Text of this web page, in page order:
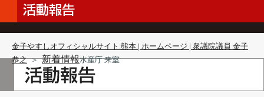
金子やすしオフィシャルサイト 熊本 | ホームページ | 衆議院議員 金子
恭之 ＞ 新着情報水産庁 来室